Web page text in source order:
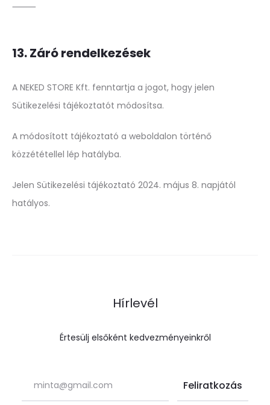
⸻
13. Záró rendelkezések
A NEKED STORE Kft. fenntartja a jogot, hogy jelen
Sütikezelési tájékoztatót módosítsa.
A módosított tájékoztató a weboldalon történő
közzététellel lép hatályba.
Jelen Sütikezelési tájékoztató 2024. május 8. napjától
hatályos.
Hírlevél
Értesülj elsőként kedvezményeinkről